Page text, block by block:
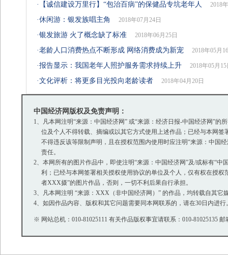
· 【诚信建设万里行】“包治百病”的保健品专坑老年人 2018
·休闲游：银发族唱主角 2018年07月24日
·银发旅游 火了概念缺了标准 2018年06月25日
·老龄人口消费热点不断形成 网络消费成为新宠 2018年05月
·报告显示：我国老年人照护服务需求持续上升 2018年05月15
·文化评析：将更多目光投向老龄读者 2018年04月20日
中国经济网版权及免责声明：
1、凡本网注明“来源：中国经济网” 或“来源：经济日报-中国经济网”
位及个人不得转载、摘编或以其它方式使用上述作品；已经与本网签
不得违反该等限制声明，且在授权范围内使用时应注明“来源：中国
责任。
2、本网所有的图片作品中，即使注明“来源：中国经济网”及/或标有“
利；已经与本网签署相关授权使用协议的单位及个人，仅有权在授权
者XXX摄”的图片作品，否则，一切不利后果自行承担。
3、凡本网注明 “来源：XXX（非中国经济网）” 的作品，均转载自其
4、如因作品内容、版权和其它问题需要同本网联系的，请在30日内进行
※ 网站总机：010-81025111 有关作品版权事宜请联系：010-81025135 邮